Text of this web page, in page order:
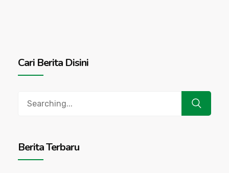
Cari Berita Disini
Berita Terbaru